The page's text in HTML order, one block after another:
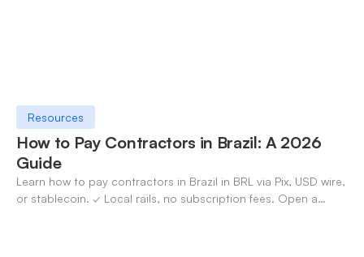
Resources
How to Pay Contractors in Brazil: A 2026
Guide
Learn how to pay contractors in Brazil in BRL via Pix, USD wire,
or stablecoin. ✓ Local rails, no subscription fees. Open a